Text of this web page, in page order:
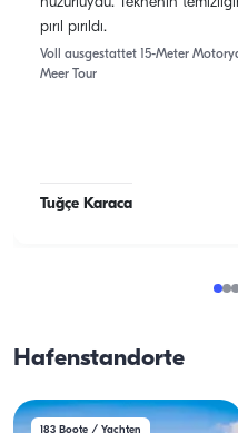
pırıl pırıldı.
Voll ausgestattet 15-Meter
Meer Tour
Tuğçe Karaca
Hafenstandorte
183 Boote / Yachten